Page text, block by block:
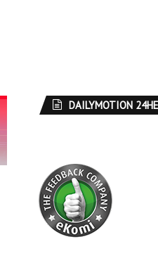
DAILYMOTION